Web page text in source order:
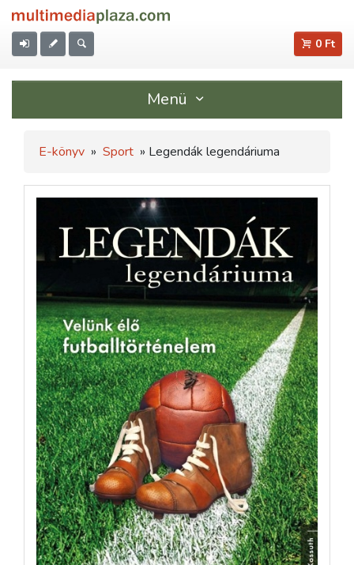
0 Ft
Menü
E-könyv » Sport » Legendák legendáriuma